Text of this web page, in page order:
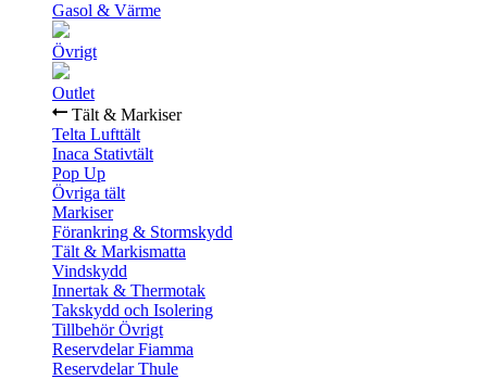
Gasol & Värme
Övrigt
Outlet
Tält & Markiser
Telta Lufttält
Inaca Stativtält
Pop Up
Övriga tält
Markiser
Förankring & Stormskydd
Tält & Markismatta
Vindskydd
Innertak & Thermotak
Takskydd och Isolering
Tillbehör Övrigt
Reservdelar Fiamma
Reservdelar Thule